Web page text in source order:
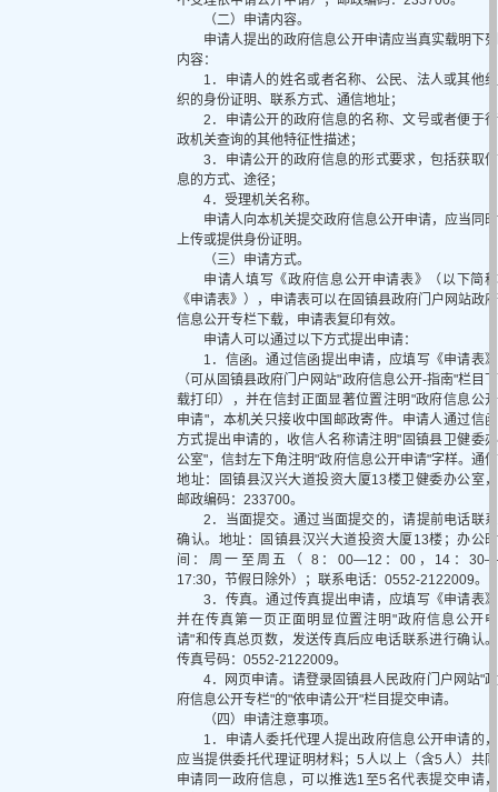
（二）申请内容。
申请人提出的政府信息公开申请应当真实载明下列
内容：
1．申请人的姓名或者名称、公民、法人或其他组
织的身份证明、联系方式、通信地址；
2．申请公开的政府信息的名称、文号或者便于行
政机关查询的其他特征性描述；
3．申请公开的政府信息的形式要求，包括获取信
息的方式、途径；
4．受理机关名称。
申请人向本机关提交政府信息公开申请，应当同时
上传或提供身份证明。
（三）申请方式。
申请人填写《政府信息公开申请表》（以下简称
《申请表》），申请表可以在固镇县政府门户网站政府
信息公开专栏下载，申请表复印有效。
申请人可以通过以下方式提出申请：
1．信函。通过信函提出申请，应填写《申请表》
（可从固镇县政府门户网站"政府信息公开-指南"栏目下
载打印），并在信封正面显著位置注明"政府信息公开
申请"，本机关只接收中国邮政寄件。申请人通过信函
方式提出申请的，收信人名称请注明"固镇县卫健委办
公室"，信封左下角注明"政府信息公开申请"字样。通信
地址：固镇县汉兴大道投资大厦13楼卫健委办公室，
邮政编码：233700。
2．当面提交。通过当面提交的，请提前电话联系
确认。地址：固镇县汉兴大道投资大厦13楼；办公时
间：周一至周五（ 8：00—12：00，14：30—
17:30，节假日除外）；联系电话：0552-2122009。
3．传真。通过传真提出申请，应填写《申请表》
并在传真第一页正面明显位置注明"政府信息公开申
请"和传真总页数，发送传真后应电话联系进行确认。
传真号码：0552-2122009。
4．网页申请。请登录固镇县人民政府门户网站"政
府信息公开专栏"的"依申请公开"栏目提交申请。
（四）申请注意事项。
1．申请人委托代理人提出政府信息公开申请的，
应当提供委托代理证明材料；5人以上（含5人）共同
申请同一政府信息，可以推选1至5名代表提交申请，